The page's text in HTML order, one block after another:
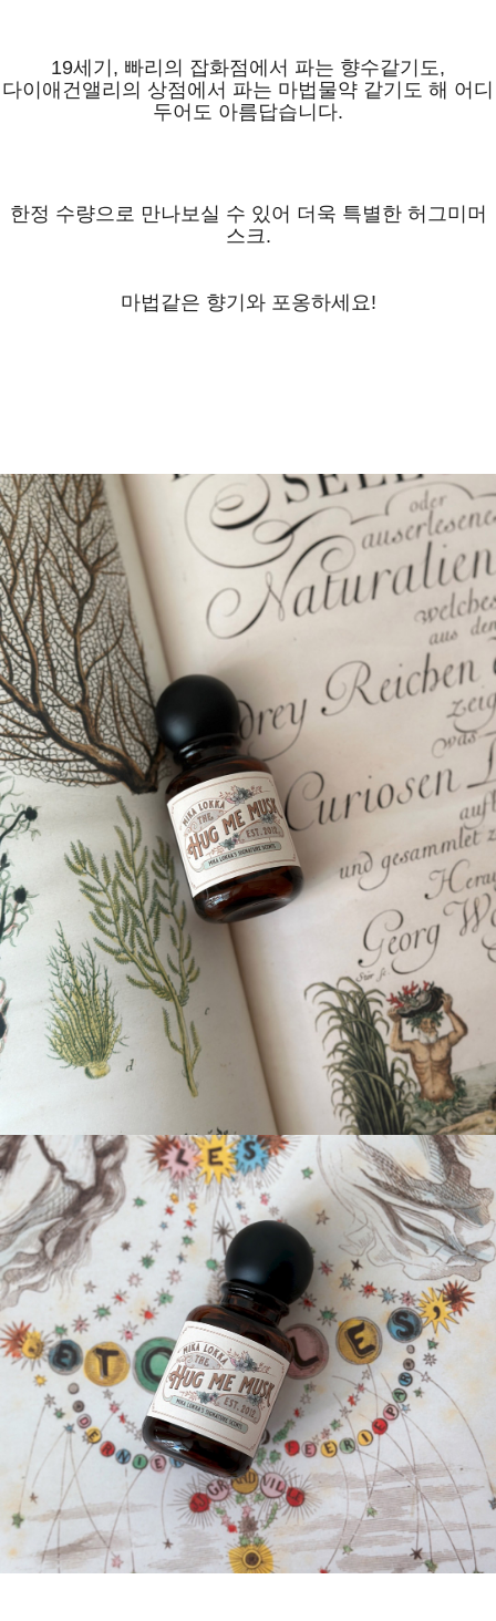
19세기, 빠리의 잡화점에서 파는 향수같기도,
다이애건앨리의 상점에서 파는 마법물약 같기도 해 어디
두어도 아름답습니다.
한정 수량으로 만나보실 수 있어 더욱 특별한 허그미머
스크.
마법같은 향기와 포옹하세요!